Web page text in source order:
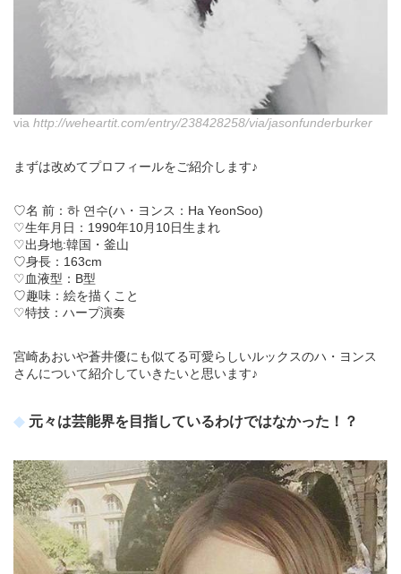
via http://weheartit.com/entry/238428258/via/jasonfunderburker
まずは改めてプロフィールをご紹介します♪
♡名 前：하 연수(ハ・ヨンス：Ha YeonSoo)
♡生年月日：1990年10月10日生まれ
♡出身地:韓国・釜山
♡身長：163cm
♡血液型：B型
♡趣味：絵を描くこと
♡特技：ハープ演奏
宮崎あおいや蒼井優にも似てる可愛らしいルックスのハ・ヨンス
さんについて紹介していきたいと思います♪
元々は芸能界を目指しているわけではなかった！？